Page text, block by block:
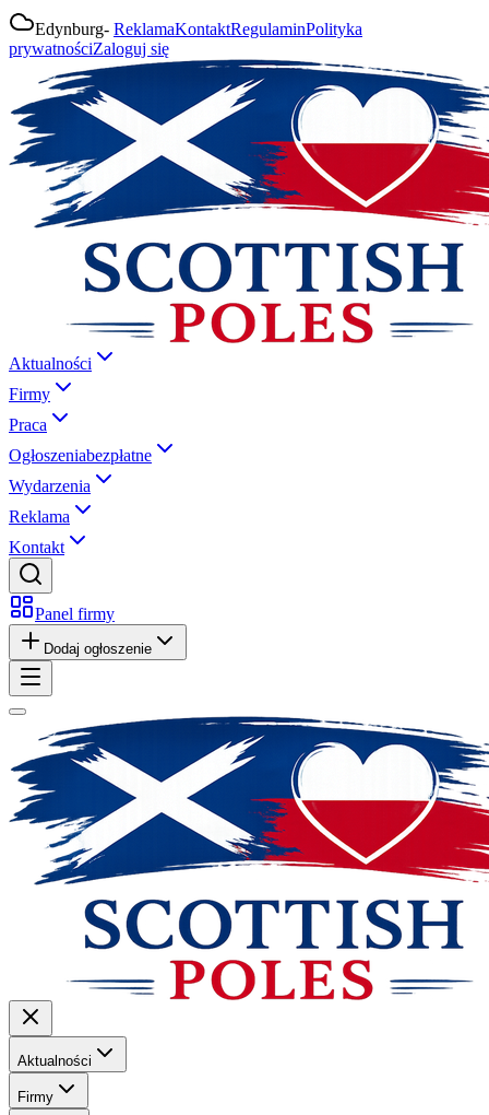
Edynburg- ReklamaKontaktRegulaminPolityka
prywatnościZaloguj się
Aktualności
Firmy
Praca
Ogłoszeniabezpłatne
Wydarzenia
Reklama
Kontakt
Panel firmy
Dodaj ogłoszenie
Aktualności
Firmy